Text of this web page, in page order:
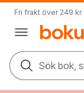
Fri frakt över 249 kr
Sök bok,